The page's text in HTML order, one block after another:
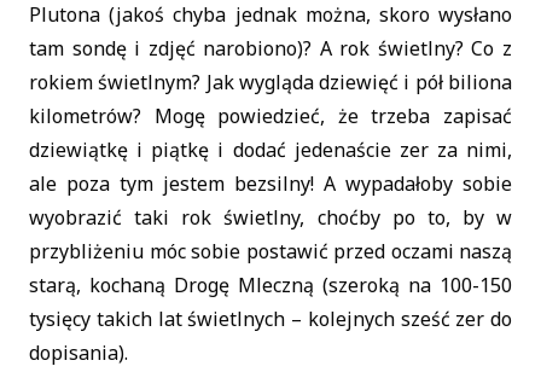
Plutona (jakoś chyba jednak można, skoro wysłano
tam sondę i zdjęć narobiono)? A rok świetlny? Co z
rokiem świetlnym? Jak wygląda dziewięć i pół biliona
kilometrów? Mogę powiedzieć, że trzeba zapisać
dziewiątkę i piątkę i dodać jedenaście zer za nimi,
ale poza tym jestem bezsilny! A wypadałoby sobie
wyobrazić taki rok świetlny, choćby po to, by w
przybliżeniu móc sobie postawić przed oczami naszą
starą, kochaną Drogę Mleczną (szeroką na 100-150
tysięcy takich lat świetlnych – kolejnych sześć zer do
dopisania).